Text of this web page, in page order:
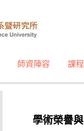
師資陣容 課
學術榮譽